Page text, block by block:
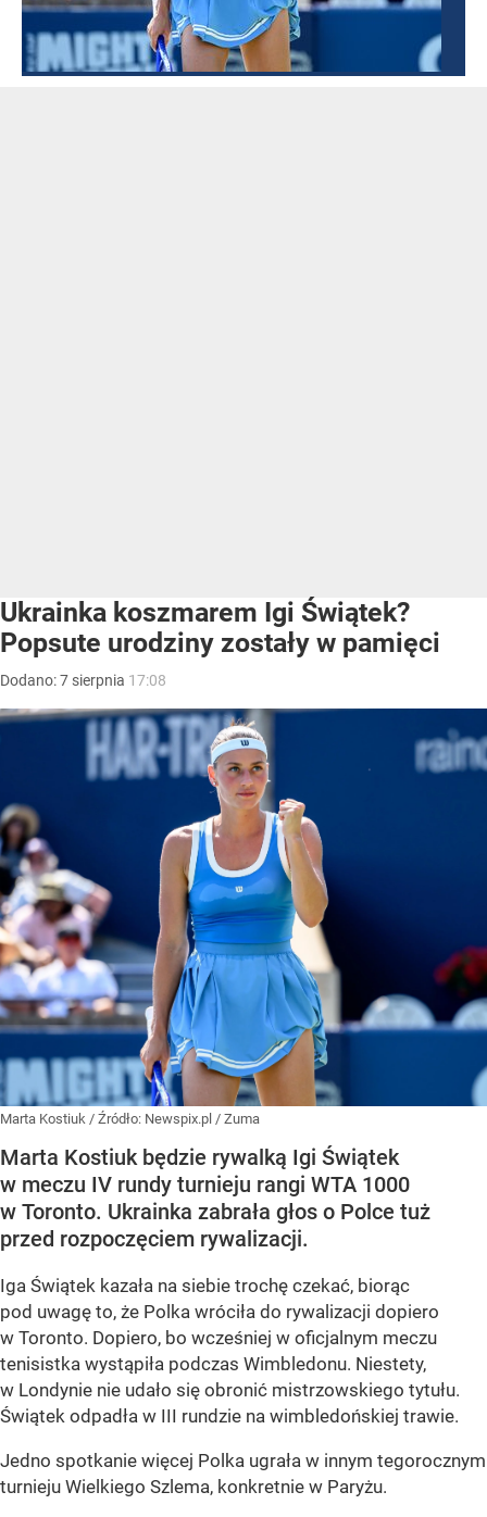
Ukrainka koszmarem Igi Świątek?
Popsute urodziny zostały w pamięci
Dodano:7 sierpnia 17:08
Marta Kostiuk / Źródło: Newspix.pl / Zuma
Marta Kostiuk będzie rywalką Igi Świątek
w meczu IV rundy turnieju rangi WTA 1000
w Toronto. Ukrainka zabrała głos o Polce tuż
przed rozpoczęciem rywalizacji.
Iga Świątek kazała na siebie trochę czekać, biorąc
pod uwagę to, że Polka wróciła do rywalizacji dopiero
w Toronto. Dopiero, bo wcześniej w oficjalnym meczu
tenisistka wystąpiła podczas Wimbledonu. Niestety,
w Londynie nie udało się obronić mistrzowskiego tytułu.
Świątek odpadła w III rundzie na wimbledońskiej trawie.
Jedno spotkanie więcej Polka ugrała w innym tegorocznym
turnieju Wielkiego Szlema, konkretnie w Paryżu.